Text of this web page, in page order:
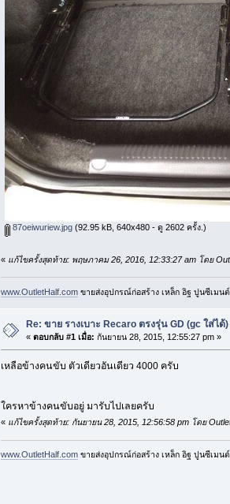
87oeiwuriew.jpg (92.95 kB, 640x480 - ดู 2602 ครั้ง.)
« แก้ไขครั้งสุดท้าย: พฤษภาคม 26, 2016, 12:33:27 am โดย
www.OutletHalf.comขายส่งอุปกรณ์ก่อสร้าง เหล็ก อิฐ ปูนซีเมน
Re: ขาย รางเบาะ Recaro ตรงรุ่น GD (gc ใส่ไ
«ตอบกลับ #1 เมื่อ: กันยายน 28, 2015, 12:55:27 pm »
เหลือข้างคนขับ ตัวเดียวอันเดียว 4000 ครับ
ใครหาข้างคนขับอยู่ มารับไปเลยครับ
« แก้ไขครั้งสุดท้าย: กันยายน 28, 2015, 12:56:58 pm โดย
www.OutletHalf.comขายส่งอุปกรณ์ก่อสร้าง เหล็ก อิฐ ปูนซีเมน